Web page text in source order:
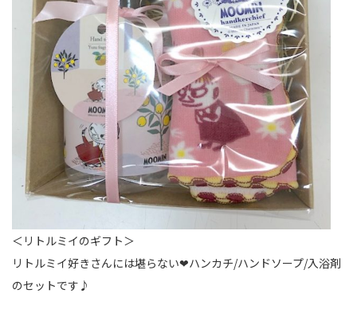
＜リトルミイのギフト＞
リトルミイ好きさんには堪らない❤︎ハンカチ/ハンドソープ/入浴剤
のセットです♪